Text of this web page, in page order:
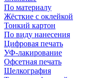
По материалу
Жёсткие с оклейкой
Тонкий картон
По виду нанесения
Цифровая печать
УФ-лакирование
Офсетная печать
Шелкография